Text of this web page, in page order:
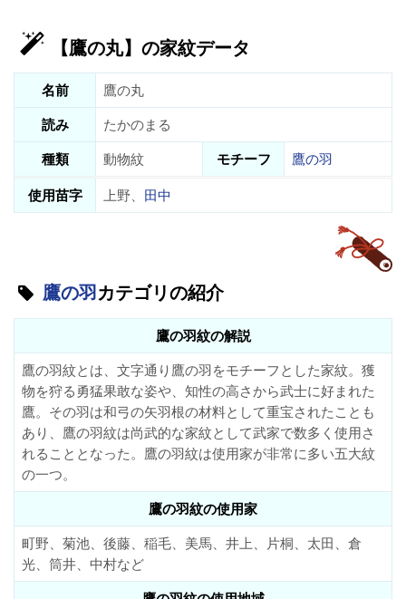
【鷹の丸】の家紋データ
名前
鷹の丸
読み
たかのまる
種類
動物紋 モチーフ
鷹の羽
使用苗字
上野、 田中
鷹の羽 カテゴリの紹介
鷹の羽紋の解説
鷹の羽紋とは、文字通り鷹の羽をモチーフとした家紋。獲
物を狩る勇猛果敢な姿や、知性の高さから武士に好まれた
鷹。その羽は和弓の矢羽根の材料として重宝されたことも
あり、鷹の羽紋は尚武的な家紋として武家で数多く使用さ
れることとなった。鷹の羽紋は使用家が非常に多い五大紋
の一つ。
鷹の羽紋の使用家
町野、菊池、後藤、稲毛、美馬、井上、片桐、太田、倉
光、筒井、中村など